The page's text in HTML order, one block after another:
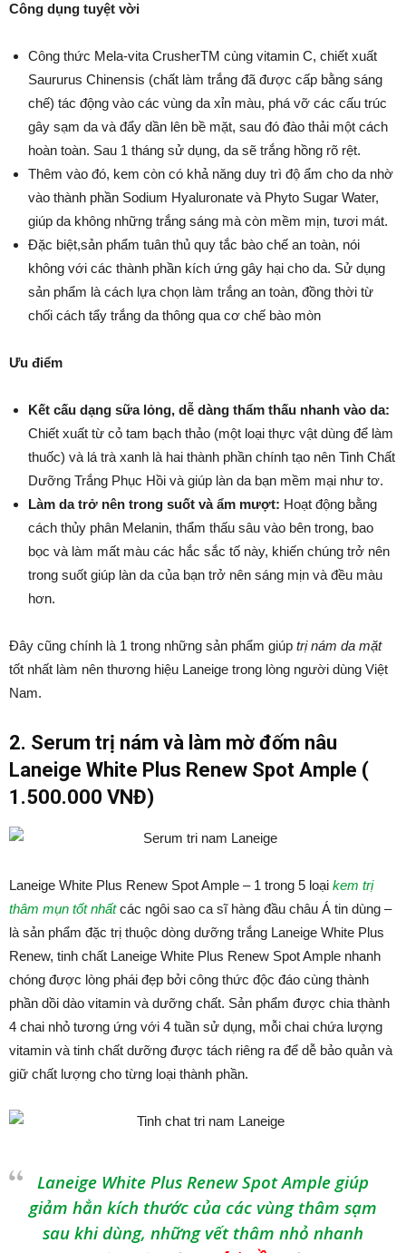
Công dụng tuyệt vời
Công thức Mela-vita CrusherTM cùng vitamin C, chiết xuất
Saururus Chinensis (chất làm trắng đã được cấp bằng sáng
chế) tác động vào các vùng da xỉn màu, phá vỡ các cấu trúc
gây sạm da và đẩy dần lên bề mặt, sau đó đào thải một cách
hoàn toàn. Sau 1 tháng sử dụng, da sẽ trắng hồng rõ rệt.
Thêm vào đó, kem còn có khả năng duy trì độ ẩm cho da nhờ
vào thành phần Sodium Hyaluronate và Phyto Sugar Water,
giúp da không những trắng sáng mà còn mềm mịn, tươi mát.
Đặc biệt,sản phẩm tuân thủ quy tắc bào chế an toàn, nói
không với các thành phần kích ứng gây hại cho da. Sử dụng
sản phẩm là cách lựa chọn làm trắng an toàn, đồng thời từ
chối cách tẩy trắng da thông qua cơ chế bào mòn
Ưu điểm
Kết cấu dạng sữa lỏng, dễ dàng thẩm thấu nhanh vào da:
Chiết xuất từ cỏ tam bạch thảo (một loại thực vật dùng để làm
thuốc) và lá trà xanh là hai thành phần chính tạo nên Tinh Chất
Dưỡng Trắng Phục Hồi và giúp làn da bạn mềm mại như tơ.
Làm da trở nên trong suốt và ẩm mượt: Hoạt động bằng
cách thủy phân Melanin, thẩm thấu sâu vào bên trong, bao
bọc và làm mất màu các hắc sắc tố này, khiến chúng trở nên
trong suốt giúp làn da của bạn trở nên sáng mịn và đều màu
hơn.
Đây cũng chính là 1 trong những sản phẩm giúp trị nám da mặt
tốt nhất làm nên thương hiệu Laneige trong lòng người dùng Việt
Nam.
2. Serum trị nám và làm mờ đốm nâu
Laneige White Plus Renew Spot Ample (
1.500.000 VNĐ)
Laneige White Plus Renew Spot Ample – 1 trong 5 loại kem trị
thâm mụn tốt nhấtcác ngôi sao ca sĩ hàng đầu châu Á tin dùng –
là sản phẩm đặc trị thuộc dòng dưỡng trắng Laneige White Plus
Renew, tinh chất Laneige White Plus Renew Spot Ample nhanh
chóng được lòng phái đẹp bởi công thức độc đáo cùng thành
phần dồi dào vitamin và dưỡng chất. Sản phẩm được chia thành
4 chai nhỏ tương ứng với 4 tuần sử dụng, mỗi chai chứa lượng
vitamin và tinh chất dưỡng được tách riêng ra để dễ bảo quản và
giữ chất lượng cho từng loại thành phần.
Laneige White Plus Renew Spot Ample giúp
giảm hẳn kích thước của các vùng thâm sạm
sau khi dùng, những vết thâm nhỏ nhanh